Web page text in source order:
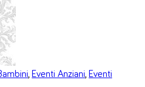
, Eventi Anziani, Eventi